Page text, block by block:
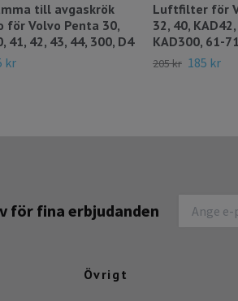
till avgaskrök
för Volvo Penta 30,
41, 42, 43, 44, 300, D4
kr
Luftfilter för
32, 40,
KAD300, 61-
205 kr 185 kr
för fina erbjudanden
Övrigt